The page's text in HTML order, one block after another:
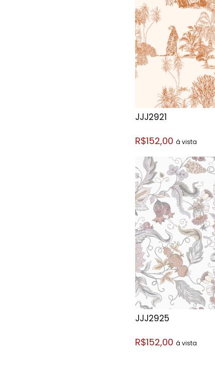
JJJ2921
R$152,00 á vista
JJJ2925
R$152,00 á vista